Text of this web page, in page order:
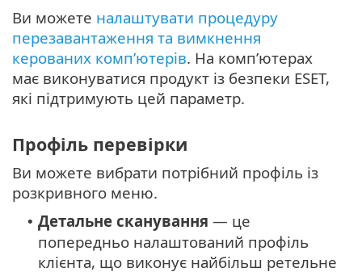
Ви можете налаштувати процедуру
перезавантаження та вимкнення
керованих комп’ютерів. На комп’ютерах
має виконуватися продукт із безпеки ESET,
які підтримують цей параметр.
Профіль перевірки
Ви можете вибрати потрібний профіль із
розкривного меню.
• Детальне сканування — це
попередньо налаштований профіль
клієнта, що виконує найбільш ретельне